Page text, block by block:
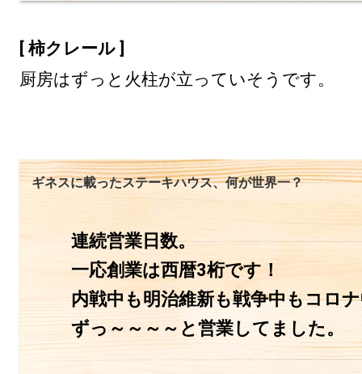
[ 柿クレール ]
厨房はずっと火柱が立っていそうです。
ギネスに載ったステーキハウス、何が世界一？
連続営業日数。
一応創業は西暦3桁です！
内戦中も明治維新も戦争中もコロ
ずっ～～～～と営業してました。